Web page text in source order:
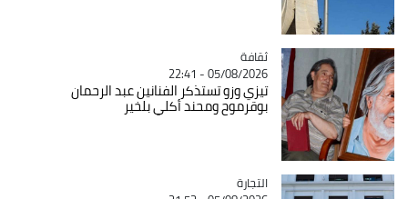
Catégorie
ثقافة
05/08/2026 - 22:41
تيزي وزو تستذكر الفنانين عبد الرحمان
بوقرموح ومحند أكلي بلخير
Catégorie
التجارة